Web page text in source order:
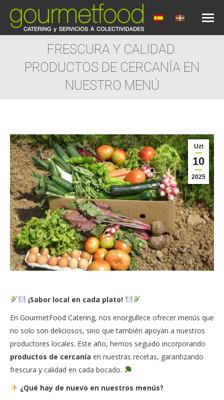
FRESCURA Y CALIDAD:
PRODUCTOS DE CERCANÍA EN
NUESTRO MENÚ
Uzt
10
2025
¡Sabor local en cada plato!
En GourmetFood Catering, nos enorgullece ofrecer menús que
no solo son deliciosos, sino que también apoyan a nuestros
productores locales. Este año, hemos seguido incorporando
productos de cercanía en nuestras recetas, garantizando
frescura y calidad en cada bocado.
¿Qué hay de nuevo en nuestros menús?